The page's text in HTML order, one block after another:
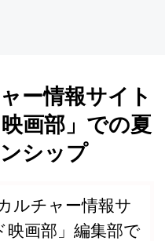
ー情報サイト
画部」での夏
シップ
ルチャー情報サ
画部」編集部で